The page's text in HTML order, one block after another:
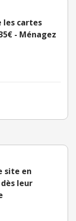
les cartes
- Ménagez
site en
leur